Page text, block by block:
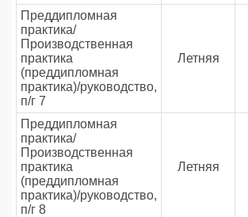
Преддипломная
практика/
Производственная
практика
(преддипломная
практика)/руководство,
п/г 7
Летняя
Преддипломная
практика/
Производственная
практика
(преддипломная
практика)/руководство,
п/г 8
Летняя